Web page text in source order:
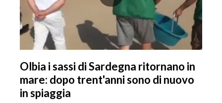
Olbia i sassi di Sardegna ritornano in
mare: dopo trent'anni sono di nuovo
in spiaggia